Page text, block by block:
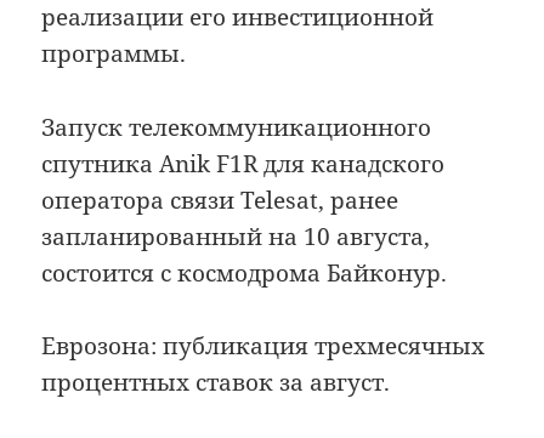
реализации его инвестиционной
программы.
Запуск телекоммуникационного
спутника Anik F1R для канадского
оператора связи Telesat, ранее
запланированный на 10 августа,
состоится с космодрома Байконур.
Еврозона: публикация трехмесячных
процентных ставок за август.